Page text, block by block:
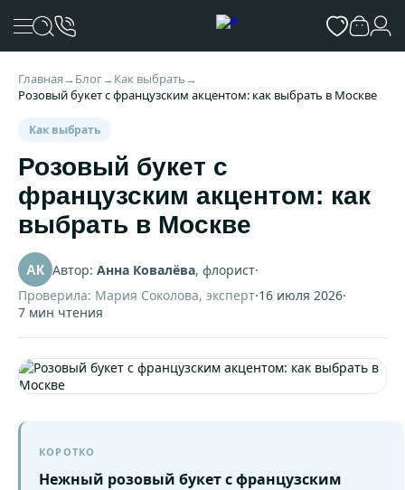
Главная→ Блог→ Как выбрать→
Розовый букет с французским акцентом: как выбрать в Москве
Как выбрать
Розовый букет с
французским акцентом: как
выбрать в Москве
АК Автор: Анна Ковалёва, флорист·
Проверила: Мария Соколова, эксперт·16 июля 2026·
7 мин чтения
КОРОТКО
Нежный розовый букет с французским